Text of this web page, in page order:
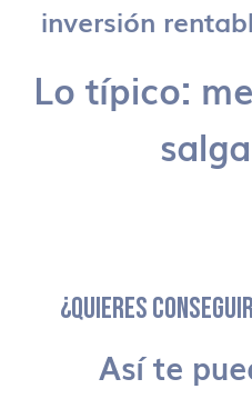
inversión
Lo típico:
¿QUIERES
Así te